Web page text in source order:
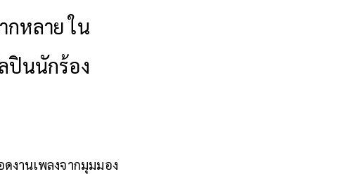
หลาย ใน
ปินนักร้อง
งานเพลงจากมุมมอง